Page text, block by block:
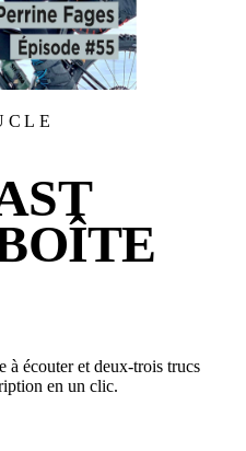
à écouter et deux-trois trucs
en un clic.